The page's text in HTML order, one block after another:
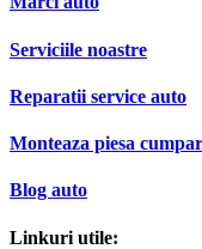
Serviciile noastre
Reparatii service auto
Monteaza piesa
Blog auto
Linkuri utile: